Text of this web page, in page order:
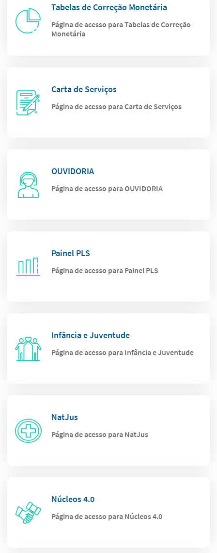
Tabelas de Correção Monetária
Página de acesso para Tabelas de Correção
Monetária
Carta de Serviços
Página de acesso para Carta de Serviços
OUVIDORIA
Página de acesso para OUVIDORIA
Painel PLS
Página de acesso para Painel PLS
Infância e Juventude
Página de acesso para Infância e Juventude
NatJus
Página de acesso para NatJus
Núcleos 4.0
Página de acesso para Núcleos 4.0